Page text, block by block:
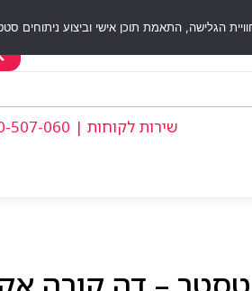
שירות לקוחות | 1-700-507-060